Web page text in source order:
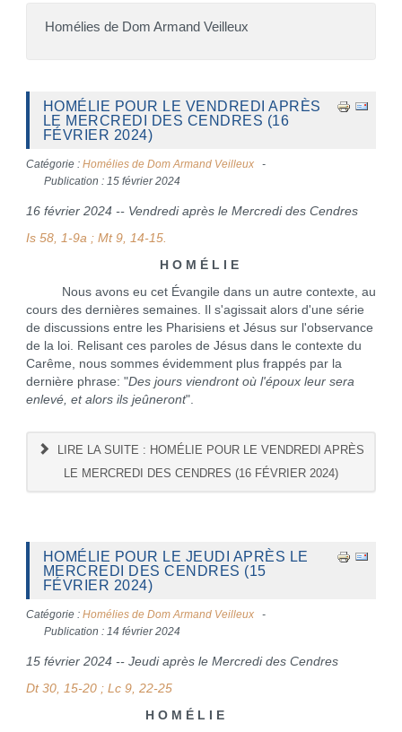
Homélies de Dom Armand Veilleux
HOMÉLIE POUR LE VENDREDI APRÈS
LE MERCREDI DES CENDRES (16
FÉVRIER 2024)
Catégorie : Homélies de Dom Armand Veilleux
Publication : 15 février 2024
16 février 2024 -- Vendredi après le Mercredi des Cendres
Is 58, 1-9a ; Mt 9, 14-15.
H O M É L I E
Nous avons eu cet Évangile dans un autre contexte, au
cours des dernières semaines. Il s'agissait alors d'une série
de discussions entre les Pharisiens et Jésus sur l'observance
de la loi. Relisant ces paroles de Jésus dans le contexte du
Carême, nous sommes évidemment plus frappés par la
dernière phrase: "Des jours viendront où l'époux leur sera
enlevé, et alors ils jeûneront".
LIRE LA SUITE : HOMÉLIE POUR LE VENDREDI APRÈS
LE MERCREDI DES CENDRES (16 FÉVRIER 2024)
HOMÉLIE POUR LE JEUDI APRÈS LE
MERCREDI DES CENDRES (15
FÉVRIER 2024)
Catégorie : Homélies de Dom Armand Veilleux
Publication : 14 février 2024
15 février 2024 -- Jeudi après le Mercredi des Cendres
Dt 30, 15-20 ; Lc 9, 22-25
H O M É L I E